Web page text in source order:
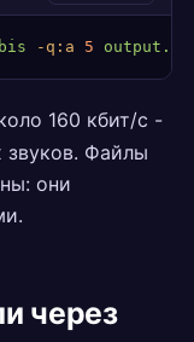
-q:a 5
160 кбит/с -
звуков. Файлы
они
через